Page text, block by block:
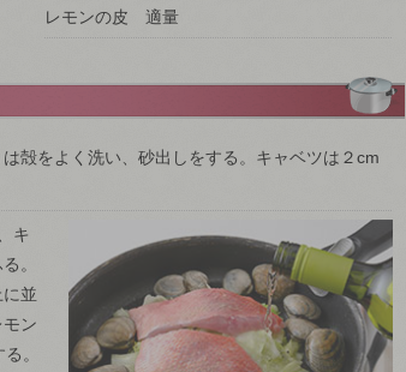
レモンの皮 適量
殻をよく洗い、砂出しをする。キャベツは２cm
キ
。
並
ン
。